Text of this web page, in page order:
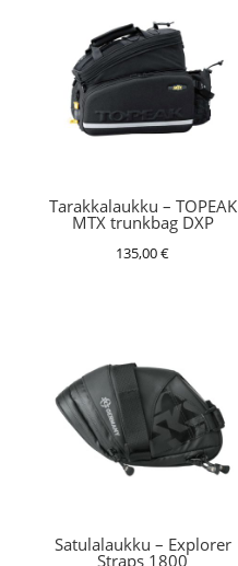
Tarakkalaukku – TOPEAK
MTX trunkbag DXP
135,00€
Satulalaukku – Explorer
Straps 1800